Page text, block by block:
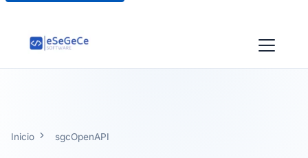
Inicio sgcOpenAPI